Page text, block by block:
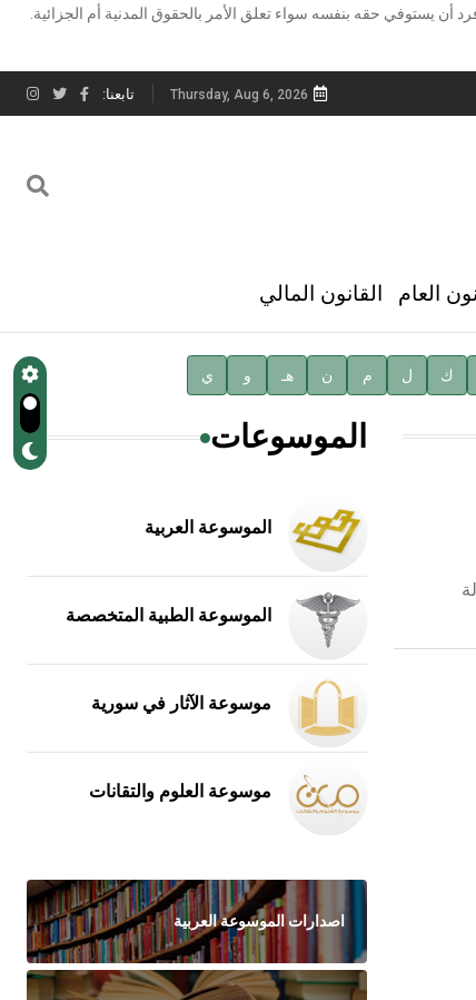
أن يستوفي حقه بنفسه سواء تعلق الأمر بالحقوق المدنية أم الجزائية.
Thursday, Aug 6, 2026 تابعنا:
العام القانون المالي
ك ل م ن هـ و ي
الموسوعات
الموسوعة العربية
الموسوعة الطبية المتخصصة
موسوعة الآثار في سورية
موسوعة العلوم والتقانات
اصدارات الموسوعة العربية